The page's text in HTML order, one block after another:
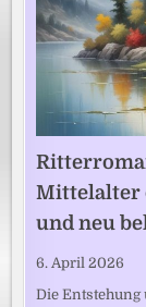
Mittelalter
und neu
6. April 2026
Die